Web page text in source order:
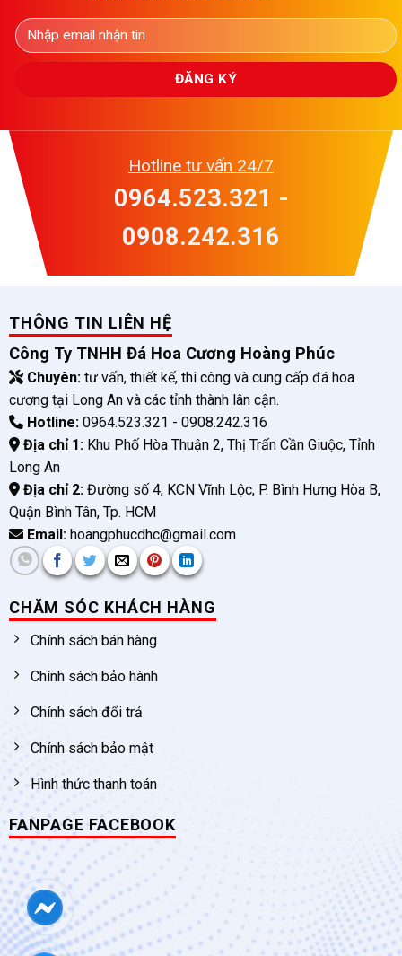
Hotline tư vấn 24/7
0964.523.321 -
0908.242.316
THÔNG TIN LIÊN HỆ
Công Ty TNHH Đá Hoa Cương Hoàng Phúc
Chuyên:tư vấn, thiết kế, thi công và cung cấp đá hoa
cương tại Long An và các tỉnh thành lân cận.
Hotline:0964.523.321 - 0908.242.316
Địa chỉ 1:Khu Phố Hòa Thuận 2, Thị Trấn Cần Giuộc, Tỉnh
Long An
Địa chỉ 2:Đường số 4, KCN Vĩnh Lộc, P. Bình Hưng Hòa B,
Quận Bình Tân, Tp. HCM
Email:hoangphucdhc@gmail.com
CHĂM SÓC KHÁCH HÀNG
Chính sách bán hàng
Chính sách bảo hành
Chính sách đổi trả
Chính sách bảo mật
Hình thức thanh toán
FANPAGE FACEBOOK